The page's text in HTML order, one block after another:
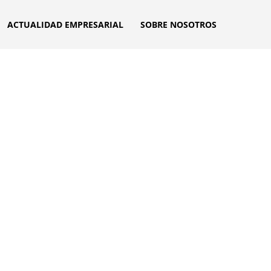
ACTUALIDAD EMPRESARIAL SOBRE NOSOTROS